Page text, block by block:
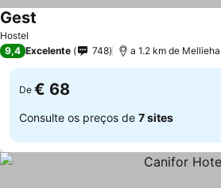
Hostel
Gest
9,4 Excelente 748 a 1.2 km de
De € 68
Consulte os preços de 7 sites